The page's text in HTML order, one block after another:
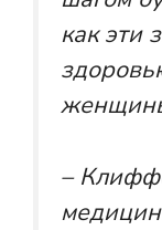
как эти
–